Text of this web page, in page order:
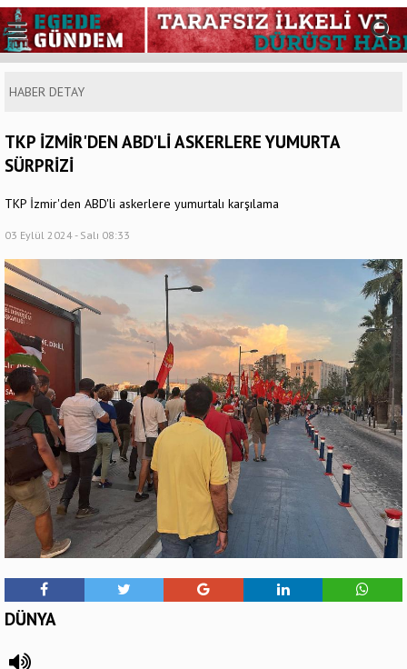
HABER DETAY
TKP İZMİR'DEN ABD'Lİ ASKERLERE YUMURTA
SÜRPRİZİ
TKP İzmir'den ABD'li askerlere yumurtalı karşılama
03 Eylül 2024 - Salı 08:33
DÜNYA